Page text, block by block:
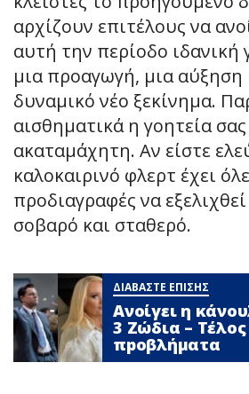
αρχίζουν επιτέλους να
αυτή την περίοδο ιδανική
μια προαγωγή, μια αύξηση
δυναμικό νέο ξεκίνημα.
αισθηματικά η γοητεία σας
ακαταμάχητη. Αν είστε
καλοκαιρινό φλερτ έχει
προδιαγραφές να
σοβαρό και σταθερό.
ΔΙΑΒΑΣΤΕ ΕΠΙΣΗΣ
Ανοίγει η
3 Zώδια –
πpοβλήματα